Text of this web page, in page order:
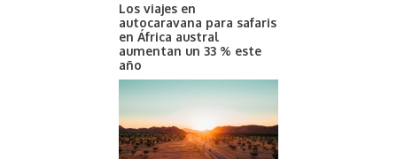
Los viajes en
autocaravana para safaris
en África austral
aumentan un 33 % este
año